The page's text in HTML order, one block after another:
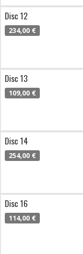
Disc 12
234,00 €
Disc 13
109,00 €
Disc 14
254,00 €
Disc 16
114,00 €